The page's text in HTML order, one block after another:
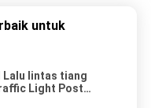
untuk
Lalu lintas tiang
Light Post